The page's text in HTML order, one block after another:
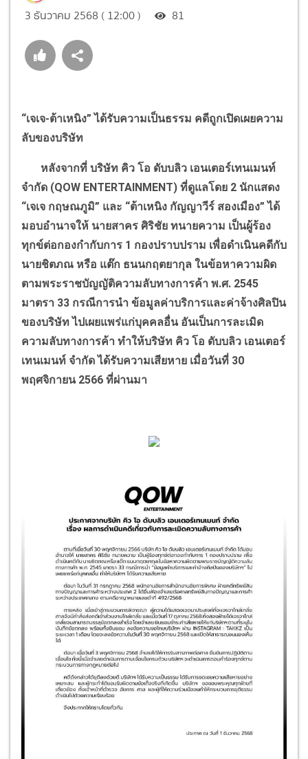
3 ธันวาคม 2568 ( 12:00 ) 81
“เจเจ-ต้าเหนิง”ได้รับความเป็นธรรม คดีถูกเปิดเผยความ
ลับของบริษัท
หลังจากที่ บริษัท คิว โอ ดับบลิว เอนเตอร์เทนเมนท์
จำกัด (QOW ENTERTAINMENT) ที่ดูแลโดย 2 นักแสดง
“เจเจ กฤษณภูมิ” และ “ต้าเหนิง กัญญาวีร์ สองเมือง”ได้
มอบอำนาจให้ นายสาคร ศิริชัย ทนายความ เป็นผู้ร้อง
ทุกข์ต่อกองกำกับการ 1 กองปราบปราม เพื่อดำเนินคดีกับ
นายชิตภณ หรือ แต๊ก ธนนกฤตยากุล ในข้อหาความผิด
ตามพระราชบัญญัติความลับทางการค้า พ.ศ. 2545
มาตรา 33 กรณีการนำ ข้อมูลค่าบริการและค่าจ้างศิลปิน
ของบริษัท ไปเผยแพร่แก่บุคคลอื่น อันเป็นการละเมิด
ความลับทางการค้า ทำให้บริษัท คิว โอ ดับบลิว เอนเตอร์
เทนเมนท์ จำกัด ได้รับความเสียหาย เมื่อวันที่ 30
พฤศจิกายน 2566 ที่ผ่านมา